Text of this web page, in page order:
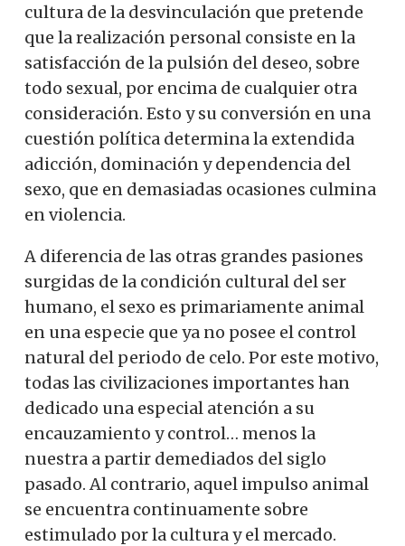
cultura de la desvinculación que pretende
que la realización personal consiste en la
satisfacción de la pulsión del deseo, sobre
todo sexual, por encima de cualquier otra
consideración. Esto y su conversión en una
cuestión política determina la extendida
adicción, dominación y dependencia del
sexo, que en demasiadas ocasiones culmina
en violencia.
A diferencia de las otras grandes pasiones
surgidas de la condición cultural del ser
humano, el sexo es primariamente animal
en una especie que ya no posee el control
natural del periodo de celo. Por este motivo,
todas las civilizaciones importantes han
dedicado una especial atención a su
encauzamiento y control… menos la
nuestra a partir demediados del siglo
pasado. Al contrario, aquel impulso animal
se encuentra continuamente sobre
estimulado por la cultura y el mercado.